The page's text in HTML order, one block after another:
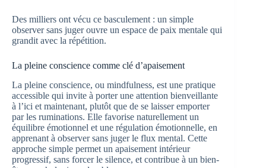
Des milliers ont vécu ce basculement : un simple
observer sans juger ouvre un espace de paix mentale qui
grandit avec la répétition.
La pleine conscience comme clé d’apaisement
La pleine conscience, ou mindfulness, est une pratique
accessible qui invite à porter une attention bienveillante
à l’ici et maintenant, plutôt que de se laisser emporter
par les ruminations. Elle favorise naturellement un
équilibre émotionnel et une régulation émotionnelle, en
apprenant à observer sans juger le flux mental. Cette
approche simple permet un apaisement intérieur
progressif, sans forcer le silence, et contribue à un bien-